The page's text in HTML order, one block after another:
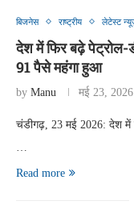
बिजनेस राष्ट्रीय लेटेस्ट
देश में फिर बढ़े
91 पैसे महंगा हुआ
by Manu मई 23, 2026
चंडीगढ़, 23 मई 2026: देश में
Read more